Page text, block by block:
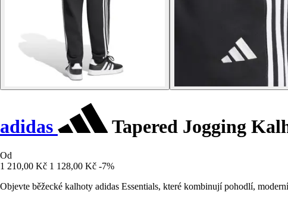
adidas Tapered Jogging
Od
1 210,00 Kč 1 128,00 Kč -7%
Objevte běžecké kalhoty adidas Essentials, které kombinují pohodlí,